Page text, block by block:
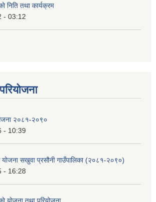
तथा कार्यक्रम
- 03:12
२०८१-२०९०
- 10:39
योजना सखुवा प्रसौनी गाउँपालिका (२०८१-२०९०)
- 16:28